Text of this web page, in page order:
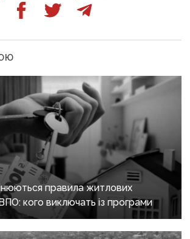
правила житлових
кого виключать із програми